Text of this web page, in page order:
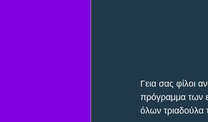
Γεια σας φίλοι
πρόγραμμα των
όλων τριαδούλα